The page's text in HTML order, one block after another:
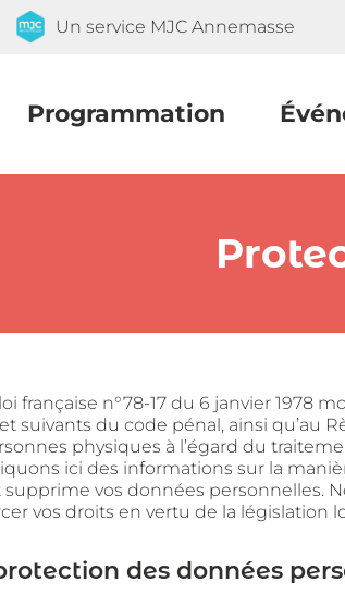
Un service MJC Annemasse
Programmation
française n°78-17 du 6 janvier 1978
suivants du code pénal, ainsi qu’au
physiques à l’égard du
ici des informations sur la
supprime vos données personnelles.
vos droits en vertu de la législation
des données